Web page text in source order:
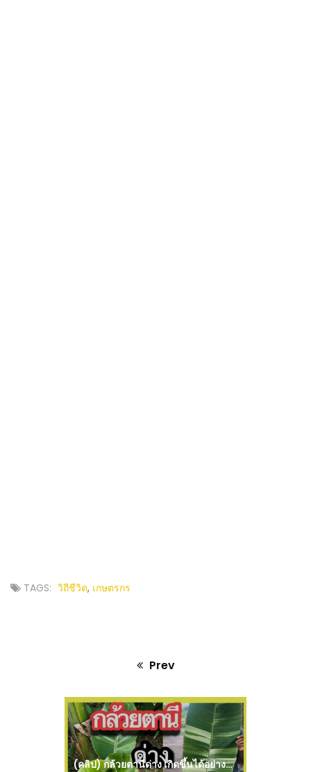
TAGS: วิถีชีวิต, เกษตรกร
Prev
(คลิป) กล้วยตานีด่าง เกิดขึ้นได้อย่างไร ใครเป็นคนทำ? : วีดีโอ เกษตร